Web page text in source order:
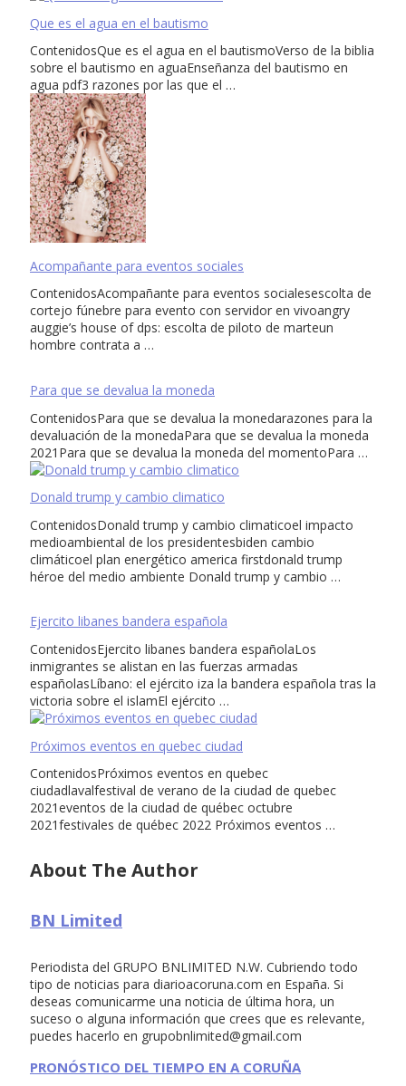
Que es el agua en el bautismo
ContenidosQue es el agua en el bautismoVerso de la biblia
sobre el bautismo en aguaEnseñanza del bautismo en
agua pdf3 razones por las que el …
Acompañante para eventos sociales
ContenidosAcompañante para eventos socialesescolta de
cortejo fúnebre para evento con servidor en vivoangry
auggie’s house of dps: escolta de piloto de marteun
hombre contrata a …
Para que se devalua la moneda
ContenidosPara que se devalua la monedarazones para la
devaluación de la monedaPara que se devalua la moneda
2021Para que se devalua la moneda del momentoPara …
Donald trump y cambio climatico
ContenidosDonald trump y cambio climaticoel impacto
medioambiental de los presidentesbiden cambio
climáticoel plan energético america firstdonald trump
héroe del medio ambiente Donald trump y cambio …
Ejercito libanes bandera española
ContenidosEjercito libanes bandera españolaLos
inmigrantes se alistan en las fuerzas armadas
españolasLíbano: el ejército iza la bandera española tras la
victoria sobre el islamEl ejército …
Próximos eventos en quebec ciudad
ContenidosPróximos eventos en quebec
ciudadlavalfestival de verano de la ciudad de quebec
2021eventos de la ciudad de québec octubre
2021festivales de québec 2022 Próximos eventos …
About The Author
BN Limited
Periodista del GRUPO BNLIMITED N.W. Cubriendo todo
tipo de noticias para diarioacoruna.com en España. Si
deseas comunicarme una noticia de última hora, un
suceso o alguna información que crees que es relevante,
puedes hacerlo en grupobnlimited@gmail.com
PRONÓSTICO DEL TIEMPO EN A CORUÑA